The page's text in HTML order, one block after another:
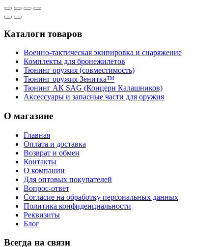
Каталоги товаров
Военно-тактическая экипировка и снаряжение
Комплекты для бронежилетов
Тюнинг оружия (совместимость)
Тюнинг оружия Зенитка™
Тюнинг АК SAG (Концерн Калашников)
Аксессуары и запасные части для оружия
О магазине
Главная
Оплата и доставка
Возврат и обмен
Контакты
О компании
Для оптовых покупателей
Вопрос-ответ
Согласие на обработку персональных данных
Политика конфиденциальности
Реквизиты
Блог
Всегда на связи